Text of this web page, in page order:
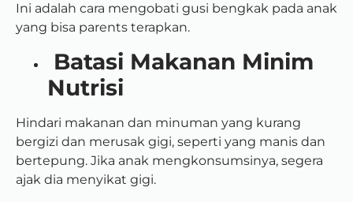
Ini adalah cara mengobati gusi bengkak pada anak
yang bisa parents terapkan.
Batasi Makanan Minim
Nutrisi
Hindari makanan dan minuman yang kurang
bergizi dan merusak gigi, seperti yang manis dan
bertepung. Jika anak mengkonsumsinya, segera
ajak dia menyikat gigi.